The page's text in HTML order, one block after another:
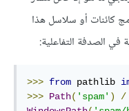
كائنات أو سلاسل هذا
في الصدفة التفاعلية:
>>> from pathlib
>>> Path( 'spam' ) /